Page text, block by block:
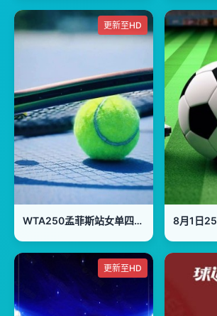
更新至HD
WTA250孟菲斯站女单四分之一决赛：卡列娃VS斯特恩斯
更新至HD